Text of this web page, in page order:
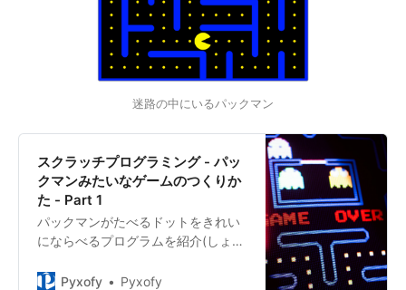
迷路の中にいるパックマン
スクラッチプログラミング - パッ
クマンみたいなゲームのつくりか
た - Part 1
パックマンがたべるドットをきれい
にならべるプログラムを紹介(しょう
いけい)をつくって、通路(つうろ)に
Pyxofy Pyxofy